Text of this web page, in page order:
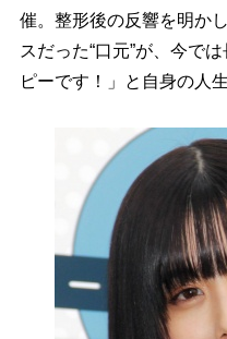
催。整形後の反響を明か
スだった“口元”が、今で
ピーです！」と自身の人